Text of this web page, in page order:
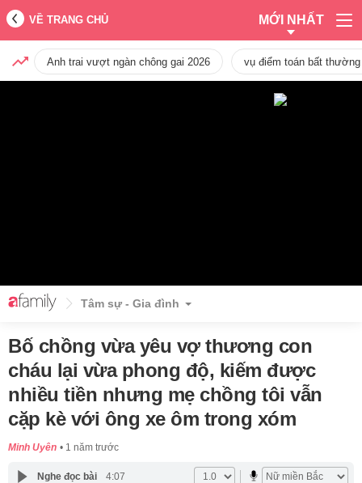
VỀ TRANG CHỦ MỚI NHẤT
Anh trai vượt ngàn chông gai 2026 vụ điểm toán bất
Tâm sự - Gia đình
Bố chồng vừa yêu vợ thương con
cháu lại vừa phong độ, kiếm được
nhiều tiền nhưng mẹ chồng tôi vẫn
cặp kè với ông xe ôm trong xóm
Minh Uyên 1 năm trước
Nghe đọc bài 4:07